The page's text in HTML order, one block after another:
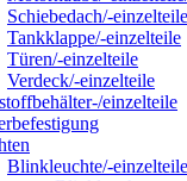
Schiebedach/-einzelteile
Tankklappe/-einzelteile
Türen/-einzelteile
Verdeck/-einzelteile
einzelteile
Blinkleuchte/-einzelteile